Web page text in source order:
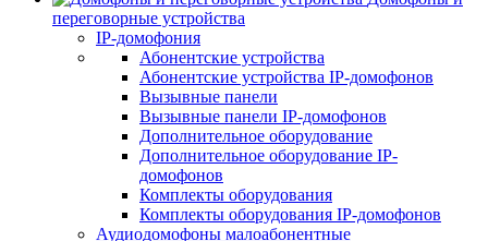
переговорные устройства
IP-домофония
Абонентские устройства
Абонентские устройства IP-домофонов
Вызывные панели
Вызывные панели IP-домофонов
Дополнительное оборудование
Дополнительное оборудование IP-
домофонов
Комплекты оборудования
Комплекты оборудования IP-домофонов
Аудиодомофоны малоабонентные